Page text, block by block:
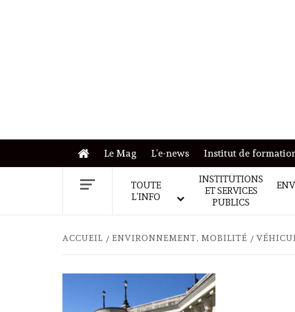
Le Mag L’e-news Institut de
TOUTE
L’INFO
INSTITUTIONS
ET SERVICES
PUBLICS
ACCUEIL ENVIRONNEMENT, MOBILITÉ